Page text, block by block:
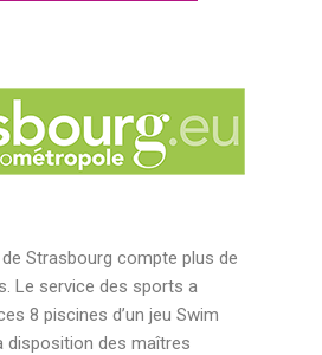
Strasbourg compte plus de
Le service des sports a
8 piscines d’un jeu Swim
disposition des maîtres